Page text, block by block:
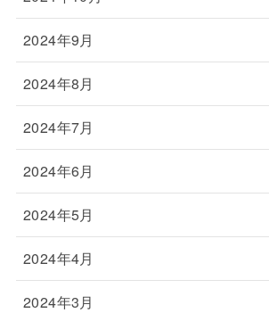
2024年9月
2024年8月
2024年7月
2024年6月
2024年5月
2024年4月
2024年3月